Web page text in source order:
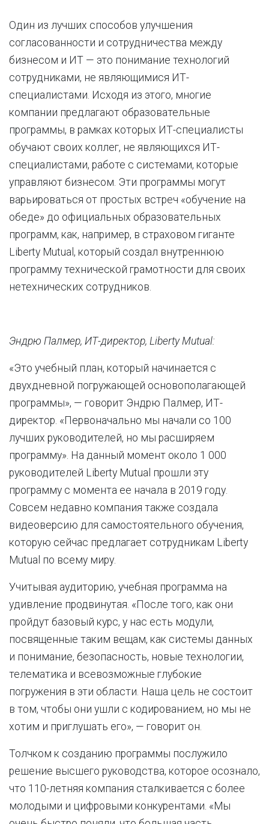
Один из лучших способов улучшения
согласованности и сотрудничества между
бизнесом и ИТ — это понимание технологий
сотрудниками, не являющимися ИТ-
специалистами. Исходя из этого, многие
компании предлагают образовательные
программы, в рамках которых ИТ-специалисты
обучают своих коллег, не являющихся ИТ-
специалистами, работе с системами, которые
управляют бизнесом. Эти программы могут
варьироваться от простых встреч «обучение на
обеде» до официальных образовательных
программ, как, например, в страховом гиганте
Liberty Mutual, который создал внутреннюю
программу технической грамотности для своих
нетехнических сотрудников.
Эндрю Палмер, ИТ-директор, Liberty Mutual:
«Это учебный план, который начинается с
двухдневной погружающей основополагающей
программы», — говорит Эндрю Палмер, ИТ-
директор. «Первоначально мы начали со 100
лучших руководителей, но мы расширяем
программу». На данный момент около 1 000
руководителей Liberty Mutual прошли эту
программу с момента ее начала в 2019 году.
Совсем недавно компания также создала
видеоверсию для самостоятельного обучения,
которую сейчас предлагает сотрудникам Liberty
Mutual по всему миру.
Учитывая аудиторию, учебная программа на
удивление продвинутая. «После того, как они
пройдут базовый курс, у нас есть модули,
посвященные таким вещам, как системы данных
и понимание, безопасность, новые технологии,
телематика и всевозможные глубокие
погружения в эти области. Наша цель не состоит
в том, чтобы они ушли с кодированием, но мы не
хотим и приглушать его», — говорит он.
Толчком к созданию программы послужило
решение высшего руководства, которое осознало,
что 110-летняя компания сталкивается с более
молодыми и цифровыми конкурентами. «Мы